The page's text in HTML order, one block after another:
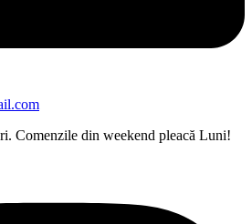
Comenzile din weekend pleacă Luni!